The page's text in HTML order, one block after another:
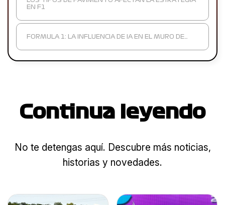
EN F1
FORMULA 1: LA INFLUENCIA DE IA EN EL MURO DE…
Continua leyendo
No te detengas aquí. Descubre más noticias,
historias y novedades.